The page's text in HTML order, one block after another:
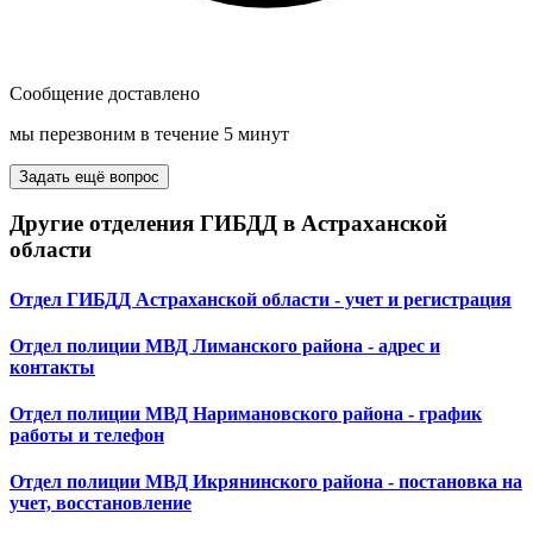
Сообщение доставлено
мы перезвоним в течение 5 минут
Задать ещё вопрос
Другие отделения ГИБДД в Астраханской
области
Отдел ГИБДД Астраханской области - учет и регистрация
Отдел полиции МВД Лиманского района - адрес и
контакты
Отдел полиции МВД Наримановского района - график
работы и телефон
Отдел полиции МВД Икрянинского района - постановка на
учет, восстановление